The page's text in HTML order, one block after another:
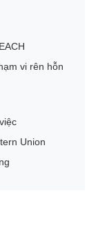
vi rên hỗn
Union